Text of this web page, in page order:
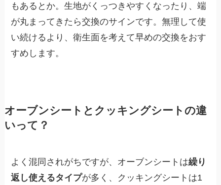
もあるとか。生地がくっつきやすくなったり、端
が丸まってきたら交換のサインです。無理して使
い続けるより、衛生面を考えて早めの交換をおす
すめします。
オーブンシートとクッキングシートの違
いって？
よく混同されがちですが、オーブンシートは繰り
返し使えるタイプが多く、クッキングシートは1